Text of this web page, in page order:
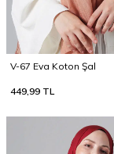
V-67 Eva Koton Şal
449,99 TL